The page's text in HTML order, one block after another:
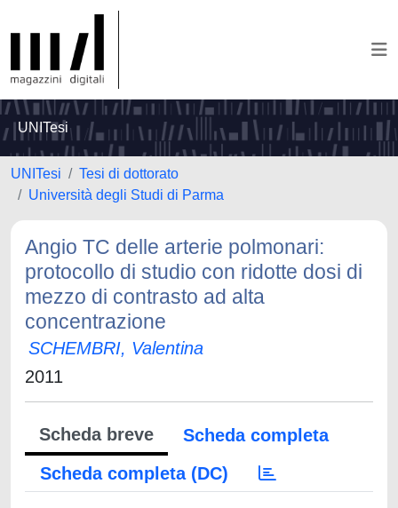
UNITesi
UNITesi
Tesi di dottorato
Università degli Studi di Parma
Angio TC delle arterie polmonari:
protocollo di studio con ridotte dosi di
mezzo di contrasto ad alta
concentrazione
SCHEMBRI, Valentina
2011
Scheda breve
Scheda completa
Scheda completa (DC)